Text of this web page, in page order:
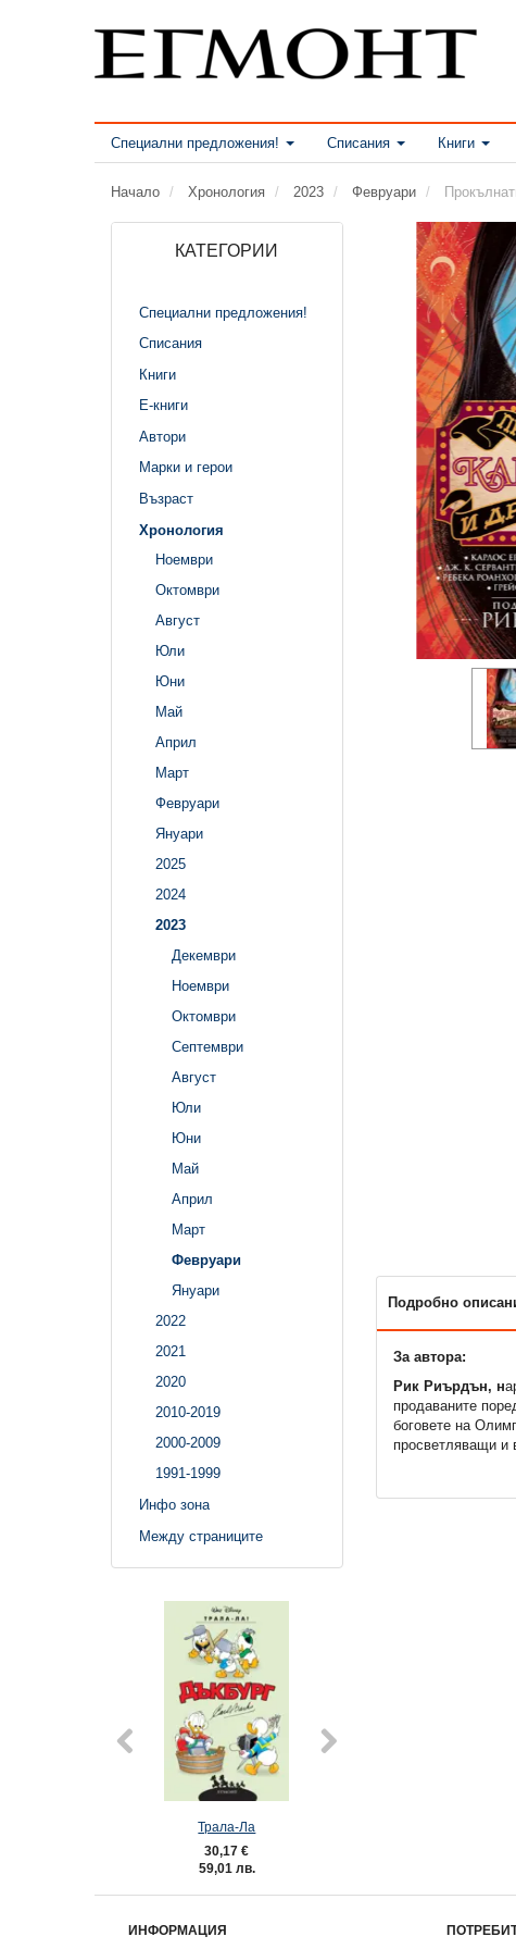
Специални предложения! Списания Книги
Начало Хронология 2023 Февруари
КАТЕГОРИИ
Специални предложения!
Списания
Книги
Е-книги
Автори
Марки и герои
Възраст
Хронология
Ноември
Октомври
Август
Юли
Юни
Май
Април
Март
Февруари
Януари
2025
2024
2023
Декември
Ноември
Октомври
Септември
Август
Юли
Юни
Май
Април
Март
Февруари
Януари
2022
2021
2020
2010-2019
2000-2009
1991-1999
Инфо зона
Между страниците
Трала-Ла
30,17 €
59,01 лв.
Подробно
За автора:
Рик Риърдън, н
продаваните
боговете на
просветляващи и
ИНФОРМАЦИЯ